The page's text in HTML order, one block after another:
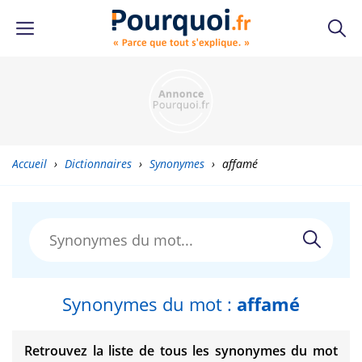
Accueil › Dictionnaires › Synonymes › affamé
Synonymes du mot : affamé
Retrouvez la liste de tous les synonymes du mot